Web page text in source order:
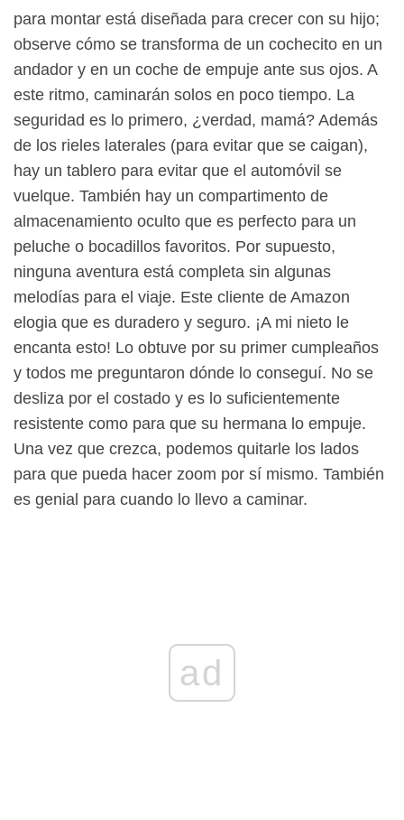
para montar está diseñada para crecer con su hijo;
observe cómo se transforma de un cochecito en un
andador y en un coche de empuje ante sus ojos. A
este ritmo, caminarán solos en poco tiempo. La
seguridad es lo primero, ¿verdad, mamá? Además
de los rieles laterales (para evitar que se caigan),
hay un tablero para evitar que el automóvil se
vuelque. También hay un compartimento de
almacenamiento oculto que es perfecto para un
peluche o bocadillos favoritos. Por supuesto,
ninguna aventura está completa sin algunas
melodías para el viaje. Este cliente de Amazon
elogia que es duradero y seguro. ¡A mi nieto le
encanta esto! Lo obtuve por su primer cumpleaños
y todos me preguntaron dónde lo conseguí. No se
desliza por el costado y es lo suficientemente
resistente como para que su hermana lo empuje.
Una vez que crezca, podemos quitarle los lados
para que pueda hacer zoom por sí mismo. También
es genial para cuando lo llevo a caminar.
ad